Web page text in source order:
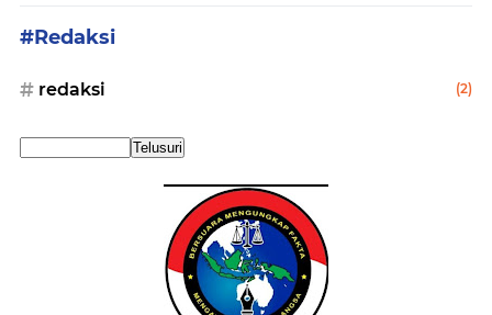
#Redaksi
redaksi (2)